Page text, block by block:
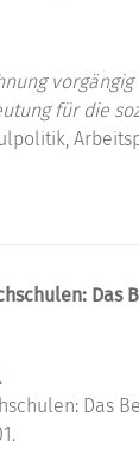
für die
Das
Das